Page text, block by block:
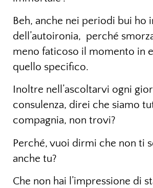
Beh, anche nei periodi bui ho
dell’autoironia, perché
meno faticoso il momento in
quello specifico.
Inoltre nell’ascoltarvi ogni
consulenza, direi che siamo
compagnia, non trovi?
Perché, vuoi dirmi che non ti
anche tu?
Che non hai l’impressione di